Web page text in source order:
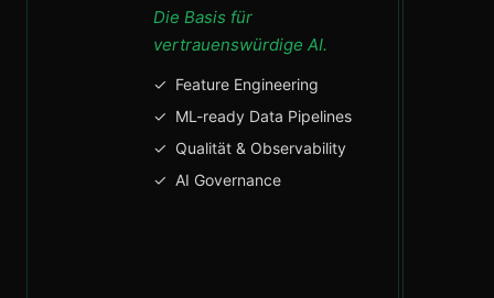
Die Basis für
vertrauenswürdige AI.
✓ Feature Engineering
✓ ML-ready Data Pipelines
✓ Qualität & Observability
✓ AI Governance